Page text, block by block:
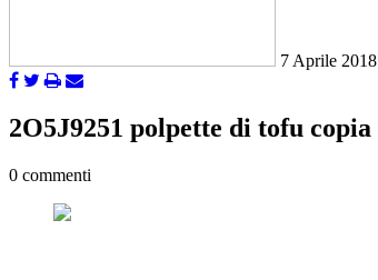
7 Aprile 2018
2O5J9251 polpette di tofu copia
0 commenti